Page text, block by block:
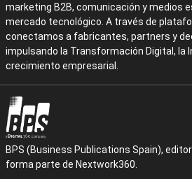
marketing B2B, comunicación y medios
mercado tecnológico. A través de
conectamos a fabricantes, partners y
impulsando la Transformación Digital, la
crecimiento empresarial.
BPS (Business Publications Spain),
forma parte de Nextwork360.